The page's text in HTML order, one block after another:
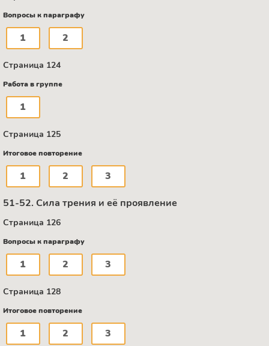
Вопросы к параграфу
1 2
Страница 124
Работа в группе
1
Страница 125
Итоговое повторение
1 2 3
51-52. Сила трения и её проявление
Страница 126
Вопросы к параграфу
1 2 3
Страница 128
Итоговое повторение
1 2 3